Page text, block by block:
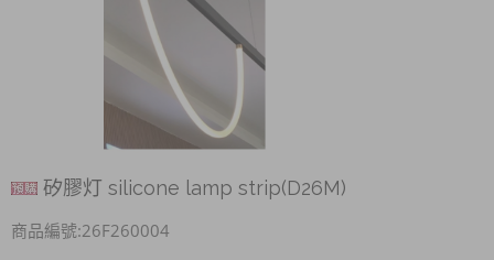
矽膠灯 silicone lamp strip(D26M)
商品編號:26F260004